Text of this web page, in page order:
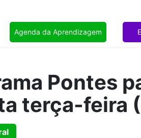
Agenda da Aprendizagem
Pontes
terça-feira